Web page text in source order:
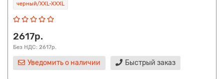
черный/XXL-XXXL
2617р.
Без НДС: 2617р.
Уведомить о наличии Быстрый заказ